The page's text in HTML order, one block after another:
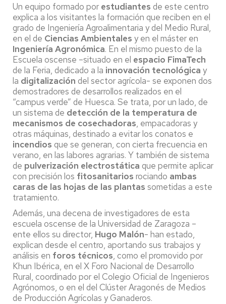
Un equipo formado por estudiantes de este centro
explica a los visitantes la formación que reciben en el
grado de Ingeniería Agroalimentaria y del Medio Rural,
en el de Ciencias Ambientales y en el máster en
Ingeniería Agronómica. En el mismo puesto de la
Escuela oscense –situado en el espacio FimaTech
de la Feria, dedicado a la innovación tecnológica y
la digitalización del sector agrícola- se exponen dos
demostradores de desarrollos realizados en el
“campus verde” de Huesca. Se trata, por un lado, de
un sistema de detección de la temperatura de
mecanismos de cosechadoras, empacadoras y
otras máquinas, destinado a evitar los conatos e
incendios que se generan, con cierta frecuencia en
verano, en las labores agrarias. Y también de sistema
de pulverización electrostática que permite aplicar
con precisión los fitosanitarios rociando ambas
caras de las hojas de las plantas sometidas a este
tratamiento.
Además, una decena de investigadores de esta
escuela oscense de la Universidad de Zaragoza –
ente ellos su director, Hugo Malón- han estado,
explican desde el centro, aportando sus trabajos y
análisis en foros técnicos, como el promovido por
Khun Ibérica, en el X Foro Nacional de Desarrollo
Rural, coordinado por el Colegio Oficial de Ingenieros
Agrónomos, o en el del Clúster Aragonés de Medios
de Producción Agrícolas y Ganaderos.